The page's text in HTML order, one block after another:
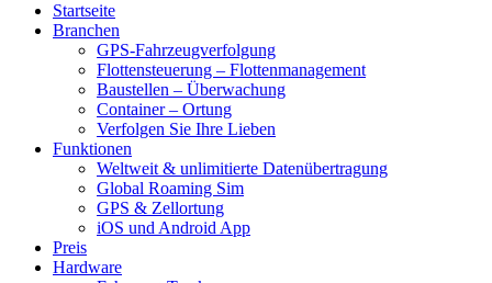
Startseite
Branchen
GPS-Fahrzeugverfolgung
Flottensteuerung – Flottenmanagement
Baustellen – Überwachung
Container – Ortung
Verfolgen Sie Ihre Lieben
Funktionen
Weltweit & unlimitierte Datenübertragung
Global Roaming Sim
GPS & Zellortung
iOS und Android App
Preis
Hardware